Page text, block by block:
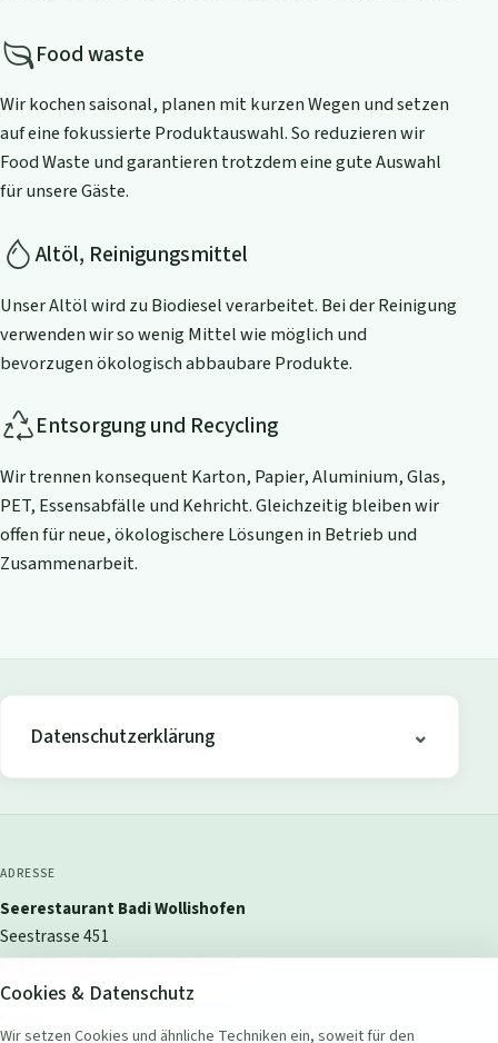
Food waste
Wir kochen saisonal, planen mit kurzen Wegen und setzen
auf eine fokussierte Produktauswahl. So reduzieren wir
Food Waste und garantieren trotzdem eine gute Auswahl
für unsere Gäste.
Altöl, Reinigungsmittel
Unser Altöl wird zu Biodiesel verarbeitet. Bei der Reinigung
verwenden wir so wenig Mittel wie möglich und
bevorzugen ökologisch abbaubare Produkte.
Entsorgung und Recycling
Wir trennen konsequent Karton, Papier, Aluminium, Glas,
PET, Essensabfälle und Kehricht. Gleichzeitig bleiben wir
offen für neue, ökologischere Lösungen in Betrieb und
Zusammenarbeit.
Datenschutzerklärung
ADRESSE
Seerestaurant Badi Wollishofen
Seestrasse 451
8038 Zürich Wollishofen, Schweiz
Cookies & Datenschutz
Wir setzen Cookies und ähnliche Techniken ein, soweit für den